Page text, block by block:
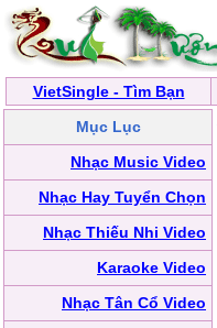
VietSingle - Tìm Bạn
Mục Lục
Nhạc Music Video
Nhạc Hay Tuyển Chọn
Nhạc Thiếu Nhi Video
Karaoke Video
Nhạc Tân Cổ Video